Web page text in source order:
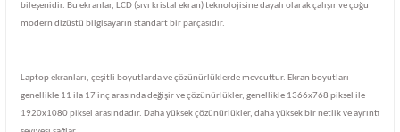
bileşenidir. Bu ekranlar, LCD (sıvı kristal ekran) teknolojisine dayalı olarak çalışır ve çoğu
modern dizüstü bilgisayarın standart bir parçasıdır.
Laptop ekranları, çeşitli boyutlarda ve çözünürlüklerde mevcuttur. Ekran boyutları
genellikle 11 ila 17 inç arasında değişir ve çözünürlükler, genellikle 1366x768 piksel ile
1920x1080 piksel arasındadır. Daha yüksek çözünürlükler, daha yüksek bir netlik ve ayrıntı